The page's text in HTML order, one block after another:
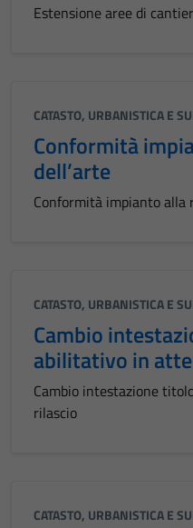
Estensione aree di
CATASTO, URBANISTICA E
Conformità
dell’arte
Conformità impianto alla
CATASTO, URBANISTICA E
Cambio
abilitativo in
Cambio intestazione
rilascio
CATASTO, URBANISTICA E